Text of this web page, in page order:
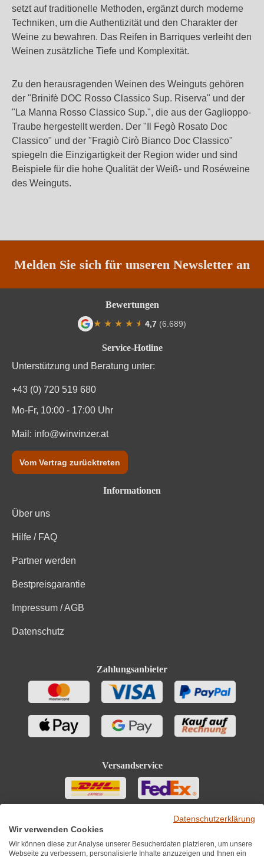
setzt auf traditionelle Methoden, ergänzt durch moderne
Techniken, um die Authentizität und den Charakter der
Weine zu bewahren. Das Reifen in Barriques verleiht den
Weinen zusätzliche Tiefe und Komplexität.
Zu den herausragenden Weinen des Weinguts gehören
der "Brinifè DOC Rosso Classico Sup. Riserva" und der
"La Manna Rosso Classico Sup.", die aus der Gaglioppo-
Traube hergestellt werden. Der "Il Fegò Rosato Doc
Classico" und der "Fragiò Cirò Bianco Doc Classico"
spiegeln die Einzigartigkeit der Region wider und sind
Beispiele für die hohe Qualität der Weiß- und Roséweine
des Weinguts.
Melden Sie sich für unseren Newsletter an
Service-Hotline
Unterstützung und Beratung unter:
+43 (0) 720 519 680
Mo-Fr, 10:00 - 17:00 Uhr
Mail: info@wirwinzer.at
Vom Vertrag zurücktreten
Informationen
Über uns
Hilfe / FAQ
Partner werden
Bestpreisgarantie
Impressum / AGB
Datenschutz
Zahlungsanbieter
Versandservice
Bewertungen
★ ★ ★ ★ ★
★ 4,7 (6.689)
Datenschutzerklärung
Wir verwenden Cookies
Wir können diese zur Analyse unserer Besucherdaten platzieren, um unsere
Webseite zu verbessern, personalisierte Inhalte anzuzeigen und Ihnen ein